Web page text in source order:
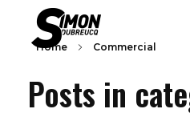
Simon Dubreucq
Home Commercial
Posts in